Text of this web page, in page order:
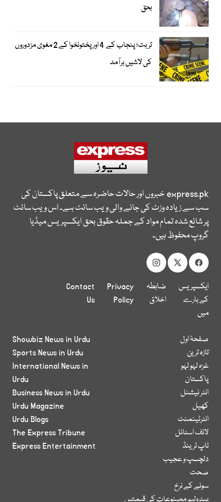
بحق
تربت؛ پنجاب کے 4 اور پختونخوا کے 2 مغوی مزدوروں
کی لاشیں برآمد
express.pkخبروں اور حالات حاضرہ سے متعلق پاکستان کی
سب سے زیادہ وزٹ کی جانے والی ویب سائٹ ہے۔ اس ویب سائٹ
پر شائع شدہ تمام مواد کے جملہ حقوق بحق ایکسپریس میڈیا
گروپ محفوظ ہیں۔
ایکسپریس
کے بارے
میں
ضابطہ
اخلاق
Privacy
Policy
Contact
Us
صفحۂ اول
تازہ ترین
غزہ لہو لہو
پاکستان
انٹر نیشنل
کھیل
انٹرٹینمنٹ
لائف اسٹائل
ٹاپ ٹرینڈ
دلچسپ و عجیب
صحت
سونے کے نرخ
پیٹرولیم مصنوعات کی قیمتیں
Showbiz News in Urdu
Sports News in Urdu
International News in
Urdu
Business News in Urdu
Urdu Magazine
Urdu Blogs
The Express Tribune
Express Entertainment